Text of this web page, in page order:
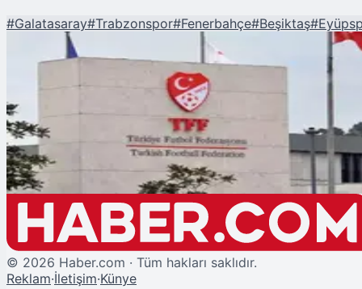
#Galatasaray#Trabzonspor#Fenerbahçe#Beşiktaş#
PFDK'dan 6 Kulübe Ceza
© 2026 Haber.com · Tüm hakları saklıdır.
Reklam·İletişim·Künye